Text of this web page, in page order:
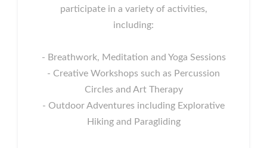
participate in a variety of activities,
including:
- Breathwork, Meditation and Yoga Sessions
- Creative Workshops such as Percussion
Circles and Art Therapy
- Outdoor Adventures including Explorative
Hiking and Paragliding